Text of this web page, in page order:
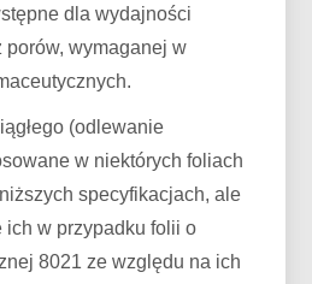
dla wydajności
wymaganej w
(odlewanie
w niektórych foliach
specyfikacjach, ale
w przypadku folii o
8021 ze względu na ich